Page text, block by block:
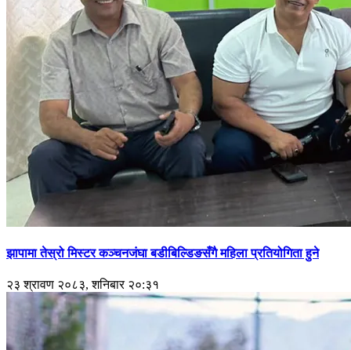
झापामा तेस्रो मिस्टर कञ्चनजंघा बडीबिल्डिङसँगै महिला प्रतियोगिता हुने
२३ श्रावण २०८३, शनिबार २०:३१